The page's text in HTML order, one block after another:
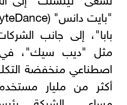
بابا"، إلى جانب
مثل "ديب سيك"، في
اصطناعي منخفضة
أكثر من مليار